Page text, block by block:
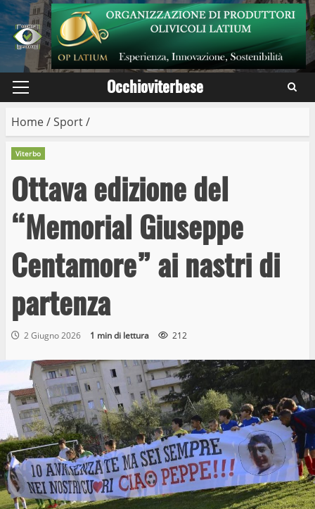
Skip
to
content
Primary
Occhioviterbese
Home/Sport/
Viterbo
Ottava edizione del
“Memorial Giuseppe
Centamore” ai nastri di
partenza
2 Giugno 2026 1 min di lettura 212